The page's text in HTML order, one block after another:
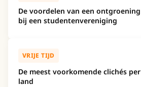
De voordelen van een ontgroening
bij een studentenvereniging
VRIJE TIJD
De meest voorkomende clichés per
land